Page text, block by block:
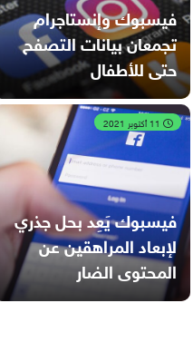
فيسبوك وإنستاجرام
تجمعان بيانات التصفح
حتى للأطفال
فيسبوك يَعِد بحل جذري
لإبعاد المراهقين عن
المحتوى الضار